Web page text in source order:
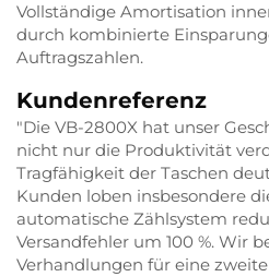
Vollständige Amortisation
durch kombinierte
Auftragszahlen.
Kundenreferenz
"Die VB-2800X hat unser
nicht nur die Produktivität
Tragfähigkeit der Taschen
Kunden loben insbesondere
automatische Zählsystem
Versandfehler um 100 %. Wir
Verhandlungen für eine